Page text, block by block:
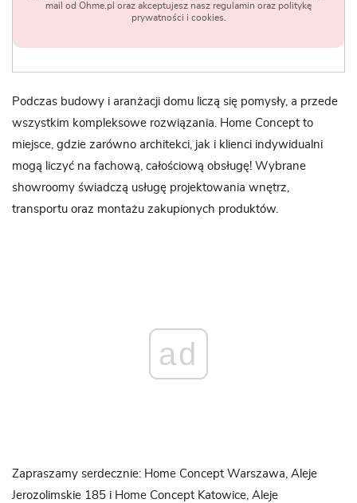
mail od Ohme.pl oraz akceptujesz nasz regulamin oraz politykę
prywatności i cookies.
Podczas budowy i aranżacji domu liczą się pomysły, a przede
wszystkim kompleksowe rozwiązania. Home Concept to
miejsce, gdzie zarówno architekci, jak i klienci indywidualni
mogą liczyć na fachową, całościową obsługę! Wybrane
showroomy świadczą usługę projektowania wnętrz,
transportu oraz montażu zakupionych produktów.
ad
Zapraszamy serdecznie: Home Concept Warszawa, Aleje
Jerozolimskie 185 i Home Concept Katowice, Aleje